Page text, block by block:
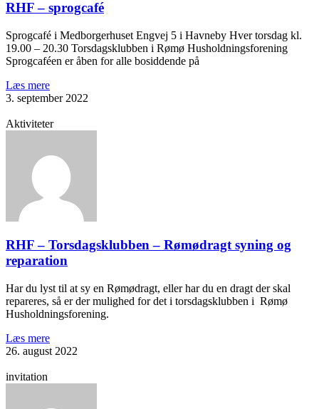
RHF – sprogcafé
Sprogcafé i Medborgerhuset Engvej 5 i Havneby Hver torsdag kl.
19.00 – 20.30 Torsdagsklubben i Rømø Husholdningsforening
Sprogcaféen er åben for alle bosiddende på
Læs mere
3. september 2022
Aktiviteter
RHF – Torsdagsklubben – Rømødragt syning og
reparation
Har du lyst til at sy en Rømødragt, eller har du en dragt der skal
repareres, så er der mulighed for det i torsdagsklubben i Rømø
Husholdningsforening.
Læs mere
26. august 2022
invitation